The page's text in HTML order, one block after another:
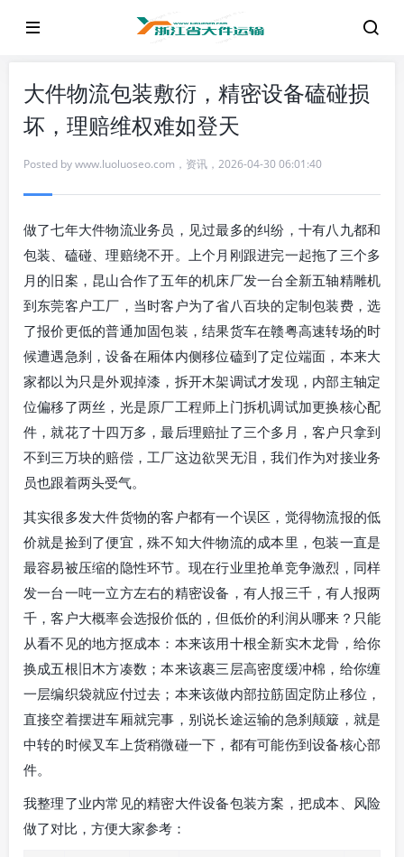
大件物流包装敷衍，精密设备磕碰损
坏，理赔维权难如登天
Posted bywww.luoluoseo.com ， 资讯 ， 2026-04-30 06:01:40
做了七年大件物流业务员，见过最多的纠纷，十有八九都和
包装、磕碰、理赔绕不开。上个月刚跟进完一起拖了三个多
月的旧案，昆山合作了五年的机床厂发一台全新五轴精雕机
到东莞客户工厂，当时客户为了省八百块的定制包装费，选
了报价更低的普通加固包装，结果货车在赣粤高速转场的时
候遭遇急刹，设备在厢体内侧移位磕到了定位端面，本来大
家都以为只是外观掉漆，拆开木架调试才发现，内部主轴定
位偏移了两丝，光是原厂工程师上门拆机调试加更换核心配
件，就花了十四万多，最后理赔扯了三个多月，客户只拿到
不到三万块的赔偿，工厂这边欲哭无泪，我们作为对接业务
员也跟着两头受气。
其实很多发大件货物的客户都有一个误区，觉得物流报的低
价就是捡到了便宜，殊不知大件物流的成本里，包装一直是
最容易被压缩的隐性环节。现在行业里抢单竞争激烈，同样
发一台一吨一立方左右的精密设备，有人报三千，有人报两
千，客户大概率会选报价低的，但低价的利润从哪来？只能
从看不见的地方抠成本：本来该用十根全新实木龙骨，给你
换成五根旧木方凑数；本来该裹三层高密度缓冲棉，给你缠
一层编织袋就应付过去；本来该做内部拉筋固定防止移位，
直接空着摆进车厢就完事，别说长途运输的急刹颠簸，就是
中转的时候叉车上货稍微碰一下，都有可能伤到设备核心部
件。
我整理了业内常见的精密大件设备包装方案，把成本、风险
做了对比，方便大家参考：